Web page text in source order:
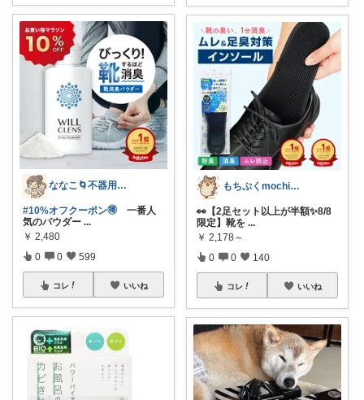
ななこ🌀不器用ママ￤家事＆育児グッズ
#10%オフクーポン🉐 一番人
気のパウダー ...
￥ 2,480
0 0 599
コレ いいね
もちぷくmochipuku☘️8日感謝
👀【2足セット以上が半額✨8/8
限定】靴を ...
￥ 2,178～
0 0 140
コレ いいね